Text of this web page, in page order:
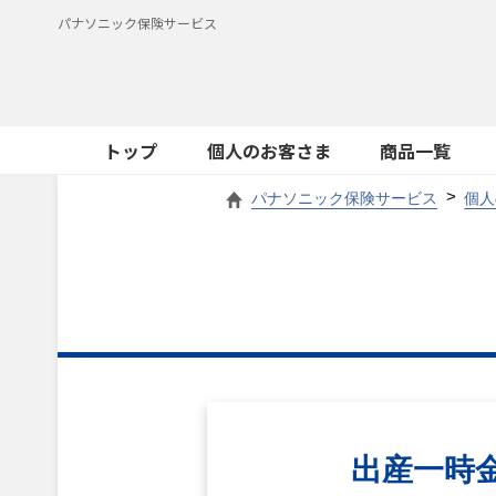
パナソニック保険サービス
トップ 個人のお客さま 商品一覧
パナソニック保険サービス 個
出産一時